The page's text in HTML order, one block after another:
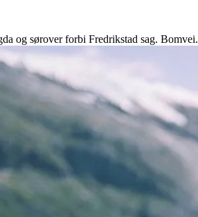
og sørover forbi Fredrikstad sag. Bomvei.